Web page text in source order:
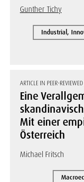
Gunther Tichy
Industrial,
ARTICLE IN PEER-
Eine
Mit einer
Österreich
Michael Fritsch